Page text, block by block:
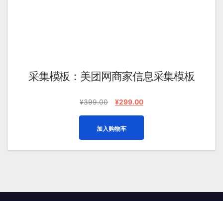
采集模板：美团网商家信息采集模板
¥399.00
原
¥399.00。
¥299.00当
为：
¥299.00。
加入购物车